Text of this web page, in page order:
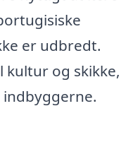
er udbredt.
kultur og skikke,